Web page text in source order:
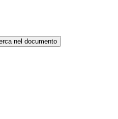
nel documento